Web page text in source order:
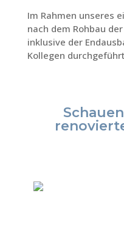
Im Rahmen unseres
nach dem Rohbau
inklusive der
Kollegen